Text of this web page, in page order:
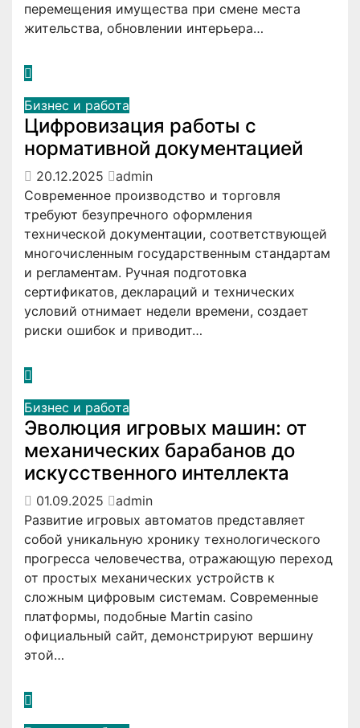
перемещения имущества при смене места
жительства, обновлении интерьера…
Бизнес и работа
Цифровизация работы с
нормативной документацией
20.12.2025
admin
Современное производство и торговля
требуют безупречного оформления
технической документации, соответствующей
многочисленным государственным стандартам
и регламентам. Ручная подготовка
сертификатов, деклараций и технических
условий отнимает недели времени, создает
риски ошибок и приводит…
Бизнес и работа
Эволюция игровых машин: от
механических барабанов до
искусственного интеллекта
01.09.2025
admin
Развитие игровых автоматов представляет
собой уникальную хронику технологического
прогресса человечества, отражающую переход
от простых механических устройств к
сложным цифровым системам. Современные
платформы, подобные Martin casino
официальный сайт, демонстрируют вершину
этой…